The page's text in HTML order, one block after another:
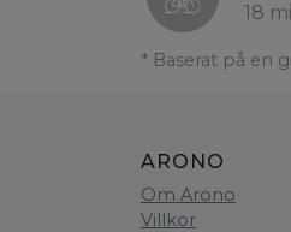
18
* Baserat på en
ARONO
Om Arono
Villkor